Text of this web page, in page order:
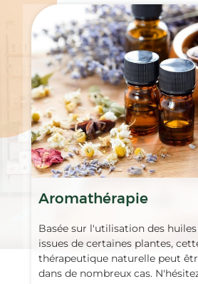
Aromathérapie
Basée sur l'utilisation des
issues de certaines plantes,
thérapeutique naturelle peut
dans de nombreux cas.